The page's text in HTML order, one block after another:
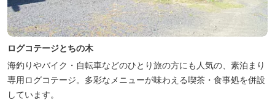
ログコテージとちの木
海釣りやバイク・自転車などのひとり旅の方にも人気の、素泊まり
専用ログコテージ。多彩なメニューが味わえる喫茶・食事処を併設
しています。